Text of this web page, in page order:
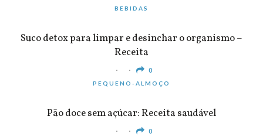
BEBIDAS
Suco detox para limpar e desinchar o organismo –
Receita
0
PEQUENO-ALMOÇO
Pão doce sem açúcar: Receita saudável
0